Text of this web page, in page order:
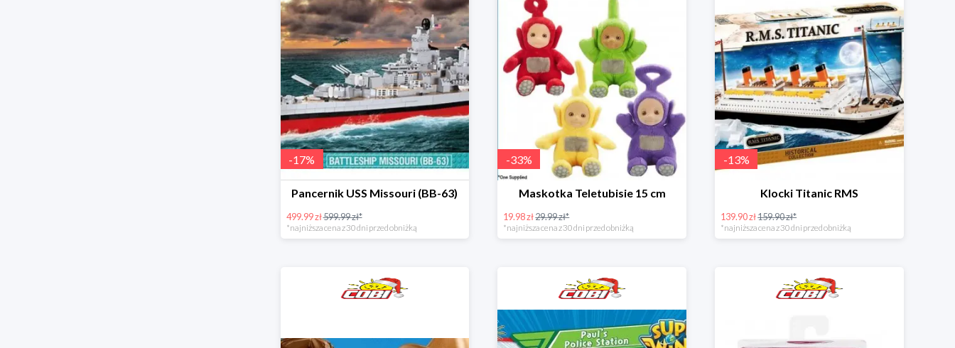
-17%
Pancernik USS Missouri (BB-63)
499.99 zł599.99 zł*
*najniższa cena z 30 dni przed obniżką
-33%
Maskotka Teletubisie 15 cm
19.98 zł29.99 zł*
*najniższa cena z 30 dni przed obniżką
-13%
Klocki Titanic RMS
139.90 zł159.90 zł*
*najniższa cena z 30 dni przed obniżką